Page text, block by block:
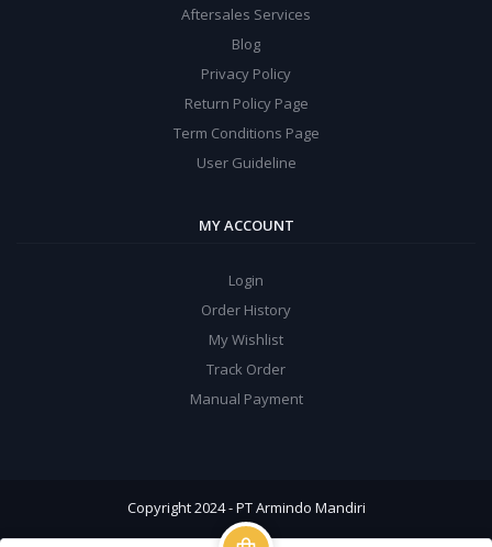
Aftersales Services
Blog
Privacy Policy
Return Policy Page
Term Conditions Page
User Guideline
MY ACCOUNT
Login
Order History
My Wishlist
Track Order
Manual Payment
Copyright 2024 - PT Armindo Mandiri